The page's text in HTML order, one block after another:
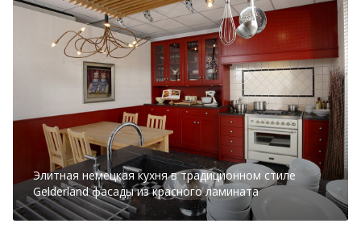
Элитная немецкая кухня в традиционном стиле
Gelderland фасады из красного ламината